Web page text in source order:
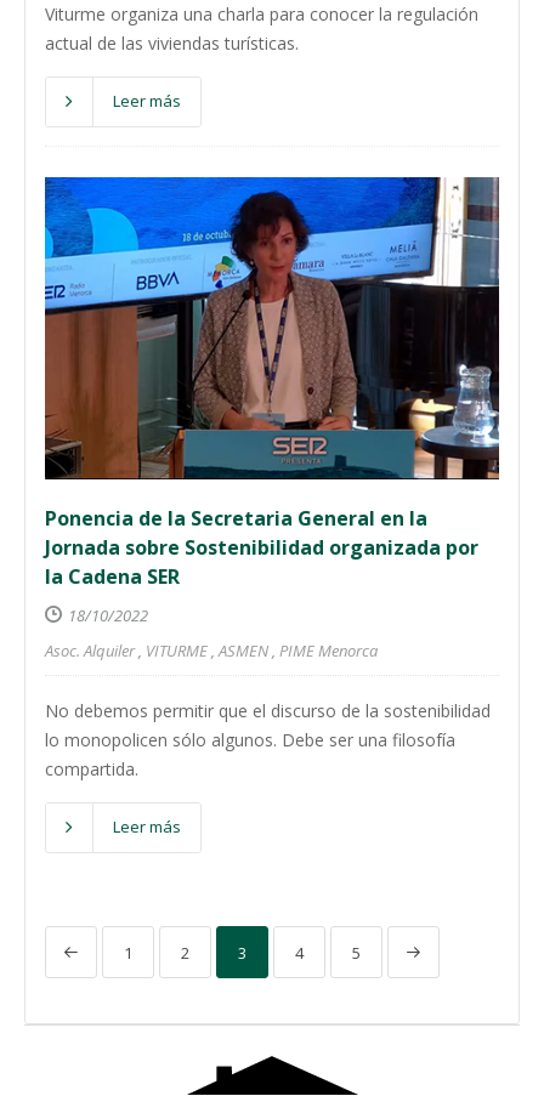
Viturme organiza una charla para conocer la regulación
actual de las viviendas turísticas.
Leer más
Ponencia de la Secretaria General en la
Jornada sobre Sostenibilidad organizada por
la Cadena SER
18/10/2022
Asoc. Alquiler, VITURME,ASMEN, PIME Menorca
No debemos permitir que el discurso de la sostenibilidad
lo monopolicen sólo algunos. Debe ser una filosofía
compartida.
Leer más
1 2 3 4 5